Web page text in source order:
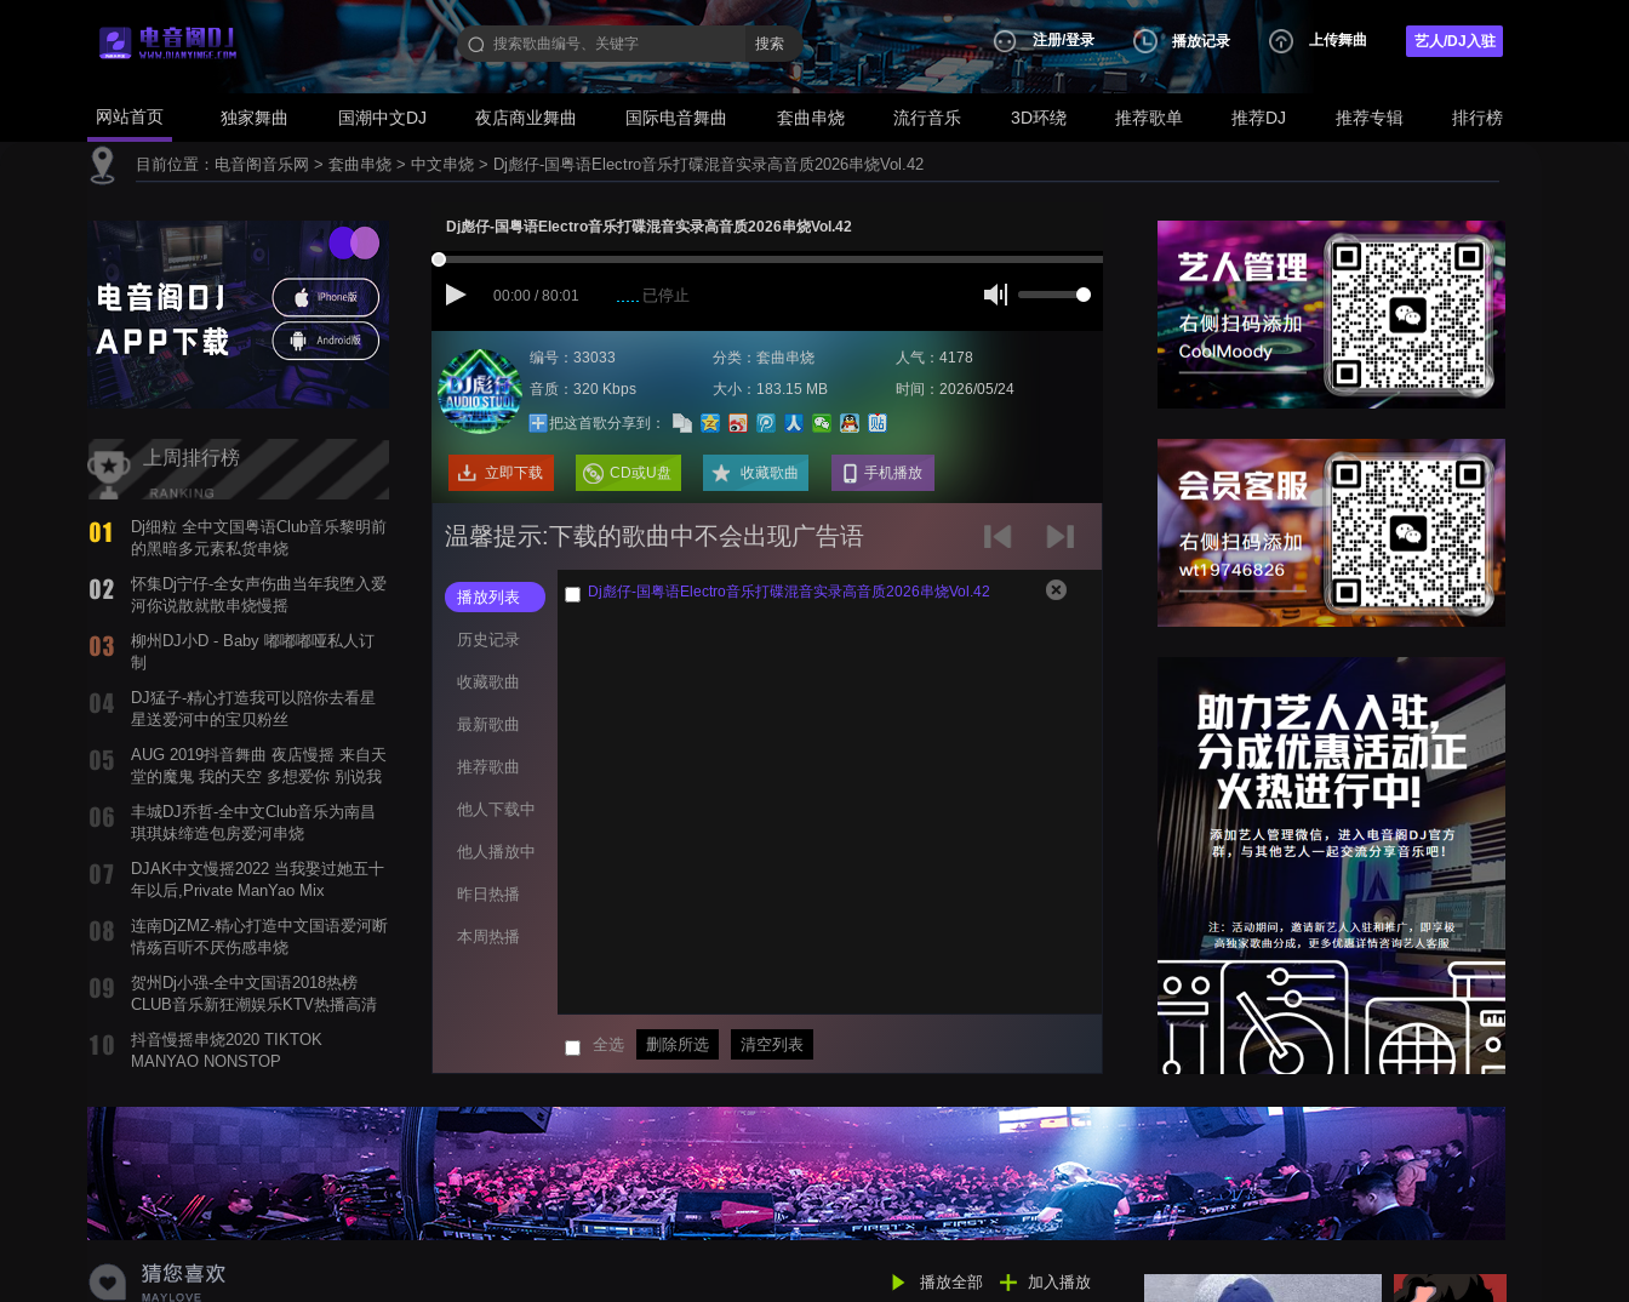
搜索 注册/登录 播放记录 上传舞曲 艺人/DJ入驻
网站首页 独家舞曲 国潮中文DJ 夜店商业舞曲 国际电音舞曲 套曲串烧 流行音乐 3D环绕 推荐歌单 推荐DJ 推荐专辑 排行榜
目前位置： 电音阁音乐网 > 套曲串烧 > 中文串烧 > Dj彪仔-国粤语Electro音乐打碟混音实录高音质2026串烧Vol.42
上周排行榜
Dj细粒 全中文国粤语Club音乐黎明前
的黑暗多元素私货串烧
怀集Dj宁仔-全女声伤曲当年我堕入爱
河你说散就散串烧慢摇
柳州DJ小D - Baby 嘟嘟嘟哑私人订
制
DJ猛子-精心打造我可以陪你去看星
星送爱河中的宝贝粉丝
AUG 2019抖音舞曲 夜店慢摇 来自天
堂的魔鬼 我的天空 多想爱你 别说我
丰城DJ乔哲-全中文Club音乐为南昌
琪琪妹缔造包房爱河串烧
DJAK中文慢摇2022 当我娶过她五十
年以后,Private ManYao Mix
连南DjZMZ-精心打造中文国语爱河断
情殇百听不厌伤感串烧
贺州Dj小强-全中文国语2018热榜
CLUB音乐新狂潮娱乐KTV热播高清
抖音慢摇串烧2020 TIKTOK
MANYAO NONSTOP
蝉爸爸妈妈爱存在夏天的风是想你的
声音啊
Dj彪仔-国粤语Electro音乐打碟混音实录高音质2026串烧Vol.42
00:00 / 80:01 已停止
编号：33033 分类：套曲串烧
人气：4178
音质：320 Kbps
大小：183.15 MB
时间：2026/05/24
把这首歌分享到：
立即下载 CD或U盘 收藏歌曲 手机播放
温馨提示:下载的歌曲中不会出现广告语
播放列表
历史记录
收藏歌曲
最新歌曲
推荐歌曲
他人下载中
他人播放中
昨日热播
本周热播
Dj彪仔-国粤语Electro音乐打碟混音实录高音质2026串烧Vol.42
全选 删除所选 清空列表
播放全部 加入播放